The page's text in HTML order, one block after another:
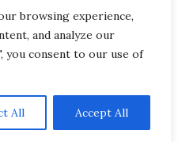
browsing experience,
and analyze our
you consent to our use of
All Accept All
Estrategias para
PRIVACIDAD, COOKIES